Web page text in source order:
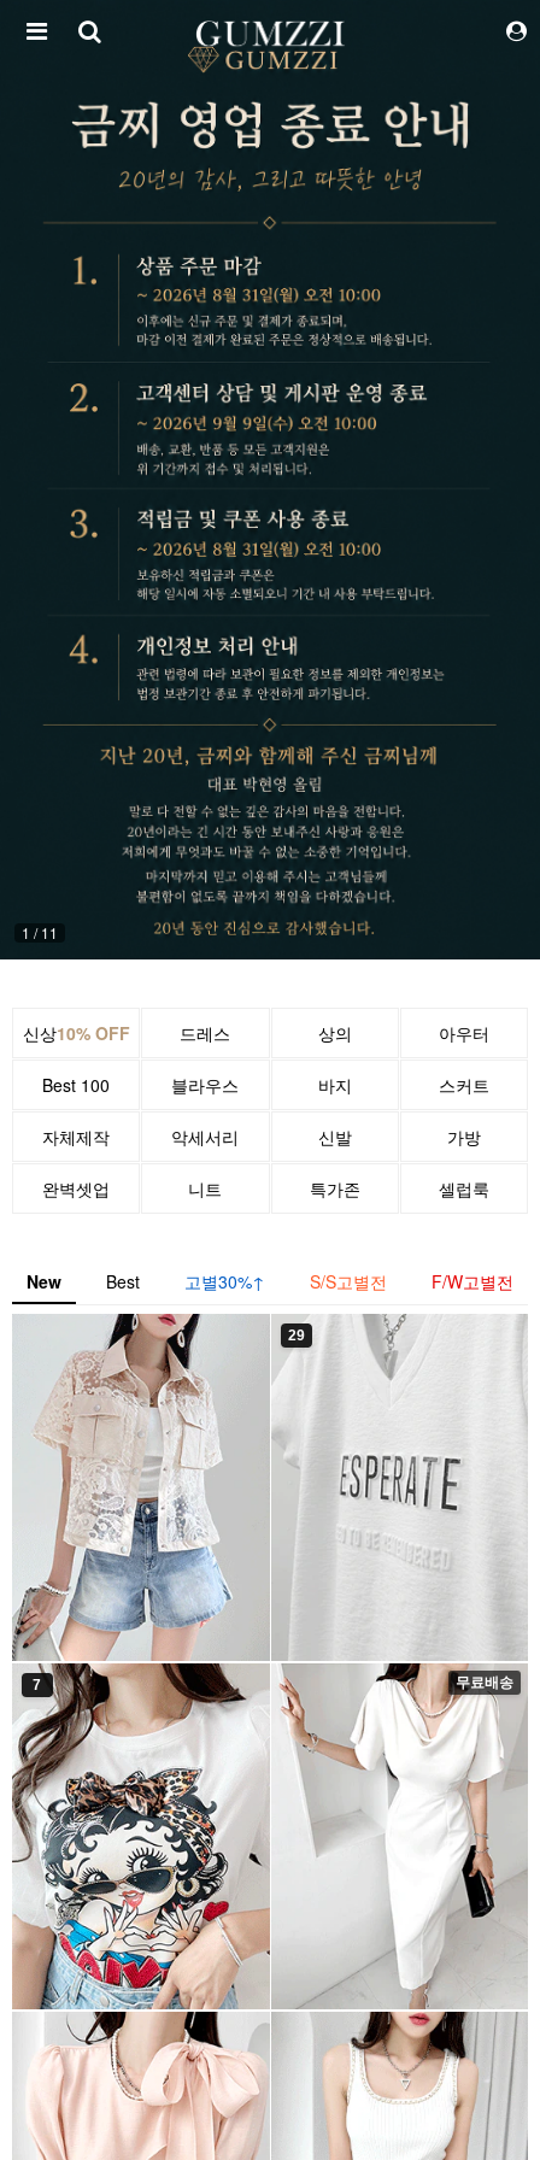
1 /11
신상10% OFF 드레스 상의 아우터
Best 100 블라우스 바지 스커트
자체제작 악세서리 신발 가방
완벽셋업 니트 특가존 셀럽룩
New Best 고별30%↑ S/S고별전 F/W고별전
29
7 무료배송